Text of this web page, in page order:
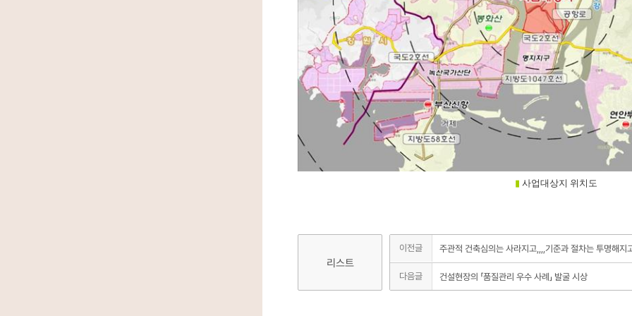
▮ 사업대상지 위치도
리스트
이전글 주관적 건축심의는 사라지고,,,,기준과 절차는 투명해지
다음글 건설현장의 「품질관리 우수 사례」 발굴 시상